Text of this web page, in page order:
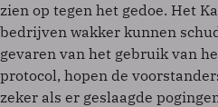
zien op tegen het gedoe. Het
bedrijven wakker kunnen
gevaren van het gebruik van
protocol, hopen de
zeker als er geslaagde